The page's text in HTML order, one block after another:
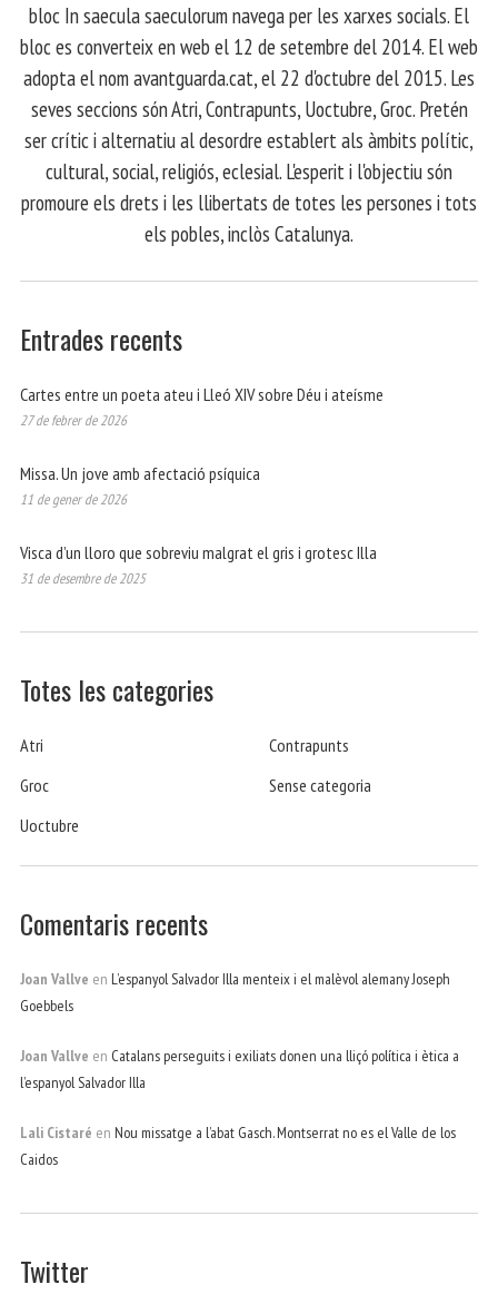
bloc In saecula saeculorum navega per les xarxes socials. El
bloc es converteix en web el 12 de setembre del 2014. El web
adopta el nom avantguarda.cat, el 22 d'octubre del 2015. Les
seves seccions són Atri, Contrapunts, Uoctubre, Groc. Pretén
ser crític i alternatiu al desordre establert als àmbits polític,
cultural, social, religiós, eclesial. L'esperit i l'objectiu són
promoure els drets i les llibertats de totes les persones i tots
els pobles, inclòs Catalunya.
Entrades recents
Cartes entre un poeta ateu i Lleó XIV sobre Déu i ateísme
27 de febrer de 2026
Missa. Un jove amb afectació psíquica
11 de gener de 2026
Visca d’un lloro que sobreviu malgrat el gris i grotesc Illa
31 de desembre de 2025
Totes les categories
Atri
Contrapunts
Groc
Sense categoria
Uoctubre
Comentaris recents
Joan Vallve en L’espanyol Salvador Illa menteix i el malèvol alemany Joseph
Goebbels
Joan Vallve en Catalans perseguits i exiliats donen una lliçó política i ètica a
l’espanyol Salvador Illa
Lali Cistaré en Nou missatge a l’abat Gasch. Montserrat no es el Valle de los
Caidos
Twitter